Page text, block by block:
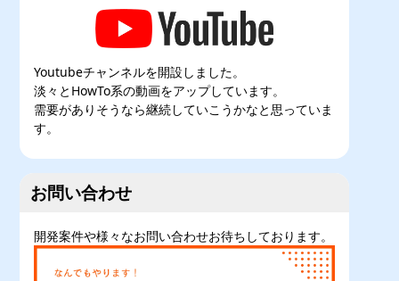
Youtubeチャンネルを開設しました。
淡々とHowTo系の動画をアップしています。
需要がありそうなら継続していこうかなと思っていま
す。
お問い合わせ
開発案件や様々なお問い合わせお待ちしております。